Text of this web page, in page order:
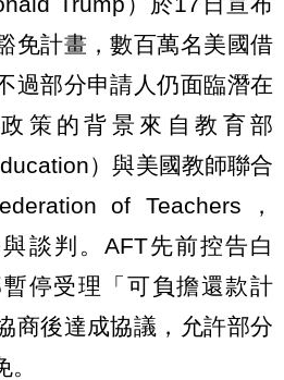
免計畫，數百萬名美國借
過部分申請人仍面臨潛在
策的背景來自教育部
）與美國教師聯合
of Teachers，
談判。AFT先前控告白
停受理「可負擔還款計
商後達成協議，允許部分